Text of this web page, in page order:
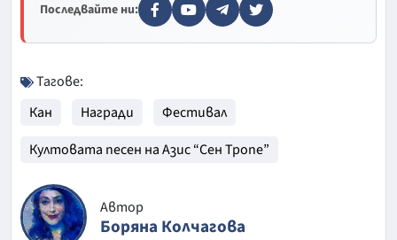
Последвайте ни:
Тагове:
Кан
Награди
Фестивал
Култовата песен на Азис “Сен Тропе”
Автор
Боряна Колчагова